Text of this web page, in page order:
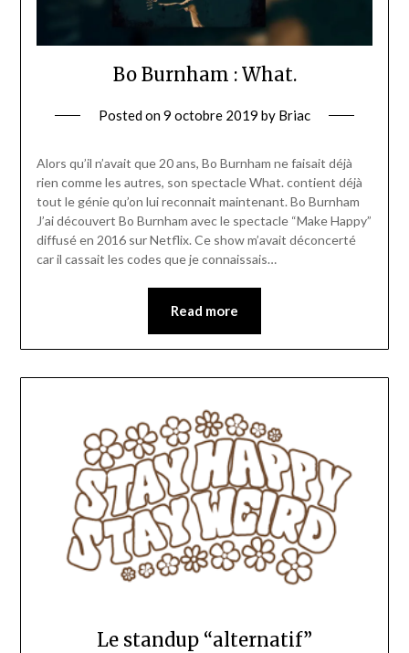
Bo Burnham : What.
Posted on9 octobre 2019 by Briac
Alors qu’il n’avait que 20 ans, Bo Burnham ne faisait déjà
rien comme les autres, son spectacle What. contient déjà
tout le génie qu’on lui reconnait maintenant. Bo Burnham
J’ai découvert Bo Burnham avec le spectacle “Make Happy”
diffusé en 2016 sur Netflix. Ce show m’avait déconcerté
car il cassait les codes que je connaissais…
Read more
Le standup “alternatif”